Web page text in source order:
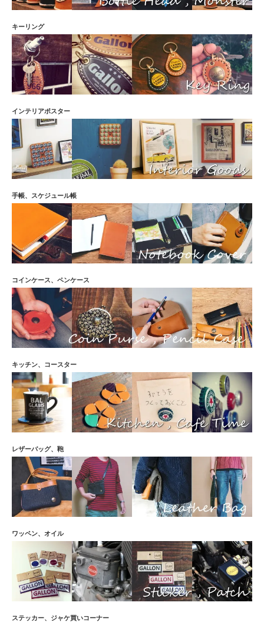
キーリング
インテリアポスター
手帳、スケジュール帳
コインケース、ペンケース
キッチン、コースター
レザーバッグ、鞄
ワッペン、オイル
ステッカー、ジャケ買いコーナー